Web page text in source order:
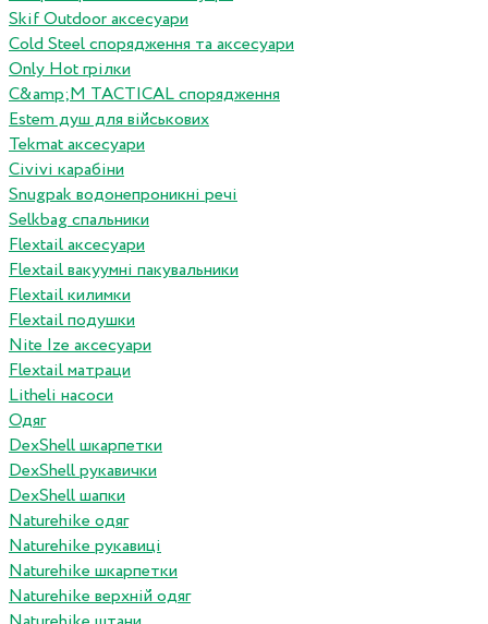
Skif Outdoor аксесуари
Cold Steel спорядження та аксесуари
Only Hot грілки
C&amp;M TACTICAL спорядження
Estem душ для військових
Tekmat аксесуари
Сivivi карабіни
Snugpak водонепроникні речі
Selkbag спальники
Flextail аксесуари
Flextail вакуумні пакувальники
Flextail килимки
Flextail подушки
Nite Ize аксесуари
Flextail матраци
Litheli насоси
Одяг
DexShell шкарпетки
DexShell рукавички
DexShell шапки
Naturehike одяг
Naturehike рукавиці
Naturehike шкарпетки
Naturehike верхній одяг